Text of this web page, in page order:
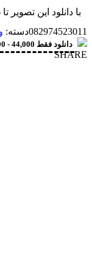
با دانلود این تصویر تا
082974523011دسته:
دانلود فقط 44,000 - 22,000 تومان —
SHARE